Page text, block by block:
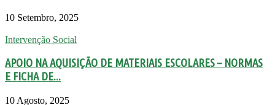
10 Setembro, 2025
Intervenção Social
APOIO NA AQUISIÇÃO DE MATERIAIS ESCOLARES – NORMAS
E FICHA DE...
10 Agosto, 2025